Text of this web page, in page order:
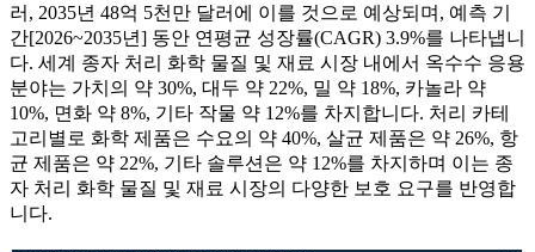
러, 2035년 48억 5천만 달러에 이를 것으로 예상되며, 예측 기
간[2026~2035년] 동안 연평균 성장률(CAGR) 3.9%를 나타냅니
다. 세계 종자 처리 화학 물질 및 재료 시장 내에서 옥수수 응용
분야는 가치의 약 30%, 대두 약 22%, 밀 약 18%, 카놀라 약
10%, 면화 약 8%, 기타 작물 약 12%를 차지합니다. 처리 카테
고리별로 화학 제품은 수요의 약 40%, 살균 제품은 약 26%, 항
균 제품은 약 22%, 기타 솔루션은 약 12%를 차지하며 이는 종
자 처리 화학 물질 및 재료 시장의 다양한 보호 요구를 반영합
니다.